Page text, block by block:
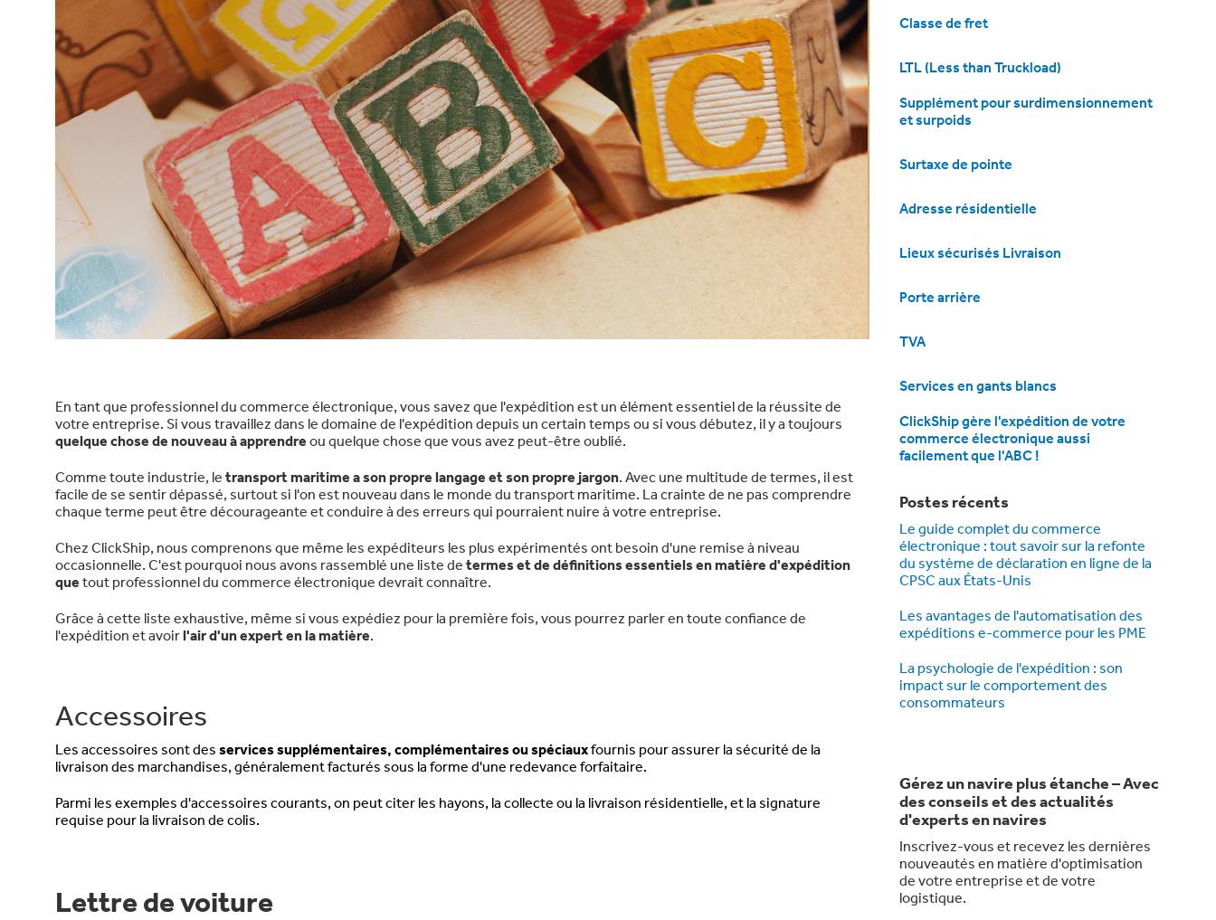
En tant que professionnel du commerce électronique, vous savez que l'expédition est un élément essentiel de la réussite de
votre entreprise. Si vous travaillez dans le domaine de l'expédition depuis un certain temps ou si vous débutez, il y a toujours
quelque chose de nouveau à apprendre ou quelque chose que vous avez peut-être oublié.
Comme toute industrie, le transport maritime a son propre langage et son propre jargon. Avec une multitude de termes, il est
facile de se sentir dépassé, surtout si l'on est nouveau dans le monde du transport maritime. La crainte de ne pas comprendre
chaque terme peut être décourageante et conduire à des erreurs qui pourraient nuire à votre entreprise.
Chez ClickShip, nous comprenons que même les expéditeurs les plus expérimentés ont besoin d'une remise à niveau
occasionnelle. C'est pourquoi nous avons rassemblé une liste de termes et de définitions essentiels en matière d'expédition
que tout professionnel du commerce électronique devrait connaître.
Grâce à cette liste exhaustive, même si vous expédiez pour la première fois, vous pourrez parler en toute confiance de
l'expédition et avoirl'air d'un expert en la matière.
Accessoires
Les accessoires sont des services supplémentaires, complémentaires ou spéciauxfournis pour assurer la sécurité de la
livraison des marchandises, généralement facturés sous la forme d'une redevance forfaitaire.
Parmi les exemples d'accessoires courants, on peut citer les hayons, la collecte ou la livraison résidentielle, et la signature
requise pour la livraison de colis.
Lettre de voiture
Classe de fret
LTL (Less than Truckload)
Supplément pour surdimensionnement
et surpoids
Surtaxe de pointe
Adresse résidentielle
Lieux sécurisés Livraison
Porte arrière
TVA
Services en gants blancs
ClickShip gère l'expédition de votre
commerce électronique aussi
facilement que l'ABC !
Postes récents
Le guide complet du commerce
électronique : tout savoir sur la refonte
du système de déclaration en ligne de la
CPSC aux États-Unis
Les avantages de l'automatisation des
expéditions e-commerce pour les PME
La psychologie de l'expédition : son
impact sur le comportement des
consommateurs
Gérez un navire plus étanche – Avec
des conseils et des actualités
d'experts en navires
Inscrivez-vous et recevez les dernières
nouveautés en matière d'optimisation
de votre entreprise et de votre
logistique.